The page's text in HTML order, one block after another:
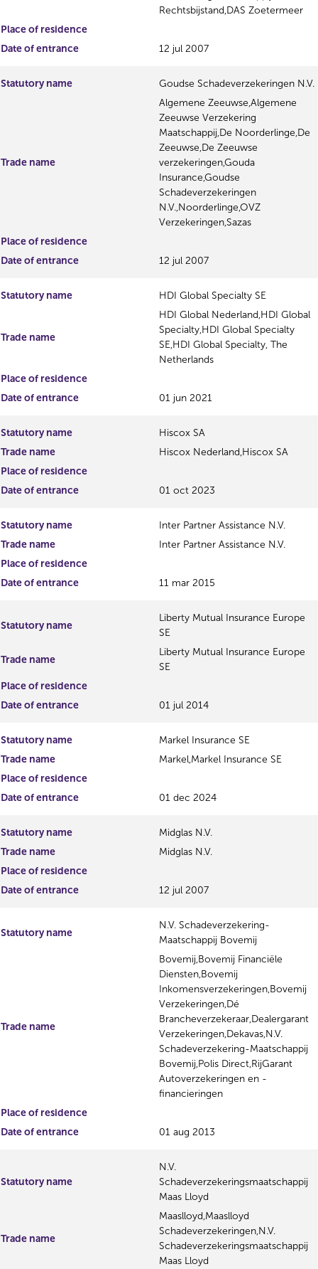
Rechtsbijstand,DAS Zoetermeer
Place of residence
Date of entrance
12 jul 2007
Statutory name Goudse Schadeverzekeringen N.V.
Trade name
Algemene Zeeuwse,Algemene
Zeeuwse Verzekering
Maatschappij,De Noorderlinge,De
Zeeuwse,De Zeeuwse
verzekeringen,Gouda
Insurance,Goudse
Schadeverzekeringen
N.V.,Noorderlinge,OVZ
Verzekeringen,Sazas
Place of residence
Date of entrance
12 jul 2007
Statutory name HDI Global Specialty SE
Trade name
HDI Global Nederland,HDI Global
Specialty,HDI Global Specialty
SE,HDI Global Specialty, The
Netherlands
Place of residence
Date of entrance
01 jun 2021
Statutory name
Hiscox SA
Trade name
Hiscox Nederland,Hiscox SA
Place of residence
Date of entrance
01 oct 2023
Statutory name
Inter Partner Assistance N.V.
Trade name
Inter Partner Assistance N.V.
Place of residence
Date of entrance
11 mar 2015
Statutory name
Liberty Mutual Insurance Europe
SE
Trade name
Liberty Mutual Insurance Europe
SE
Place of residence
Date of entrance
01 jul 2014
Statutory name
Markel Insurance SE
Trade name
Markel,Markel Insurance SE
Place of residence
Date of entrance
01 dec 2024
Statutory name
Midglas N.V.
Trade name
Midglas N.V.
Place of residence
Date of entrance
12 jul 2007
Statutory name
N.V. Schadeverzekering-
Maatschappij Bovemij
Trade name
Bovemij,Bovemij Financiële
Diensten,Bovemij
Inkomensverzekeringen,Bovemij
Verzekeringen,Dé
Brancheverzekeraar,Dealergarant
Verzekeringen,Dekavas,N.V.
Schadeverzekering-Maatschappij
Bovemij,Polis Direct,RijGarant
Autoverzekeringen en -
financieringen
Place of residence
Date of entrance
01 aug 2013
Statutory name
N.V.
Schadeverzekeringsmaatschappij
Maas Lloyd
Trade name
Maaslloyd,Maaslloyd
Schadeverzekeringen,N.V.
Schadeverzekeringsmaatschappij
Maas Lloyd